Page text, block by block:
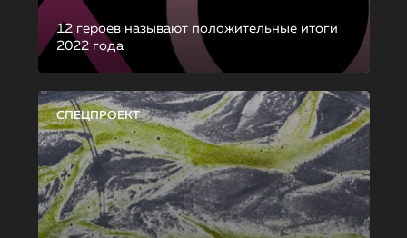
12 героев называют положительные итоги
2022 года
СПЕЦПРОЕКТ